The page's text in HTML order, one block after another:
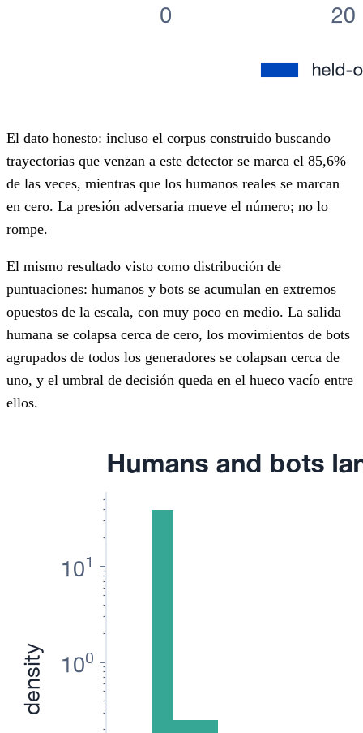
El dato honesto: incluso el corpus construido buscando
trayectorias que venzan a este detector se marca el 85,6%
de las veces, mientras que los humanos reales se marcan
en cero. La presión adversaria mueve el número; no lo
rompe.
El mismo resultado visto como distribución de
puntuaciones: humanos y bots se acumulan en extremos
opuestos de la escala, con muy poco en medio. La salida
humana se colapsa cerca de cero, los movimientos de bots
agrupados de todos los generadores se colapsan cerca de
uno, y el umbral de decisión queda en el hueco vacío entre
ellos.